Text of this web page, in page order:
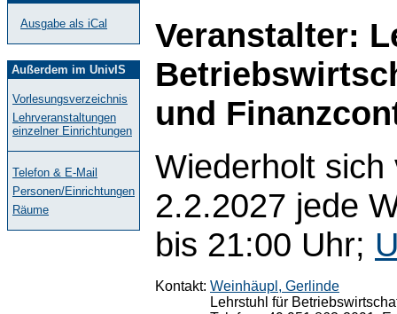
Ausgabe als iCal
Außerdem im UnivIS
Vorlesungsverzeichnis
Lehrveranstaltungen
einzelner Einrichtungen
Telefon & E-Mail
Personen/Einrichtungen
Räume
Veranstalter:
und
Wiederholt
2.2.2027 jede
bis 21:00 Uhr;
Kontakt: Weinhäupl, Gerlinde
Lehrstuhl für